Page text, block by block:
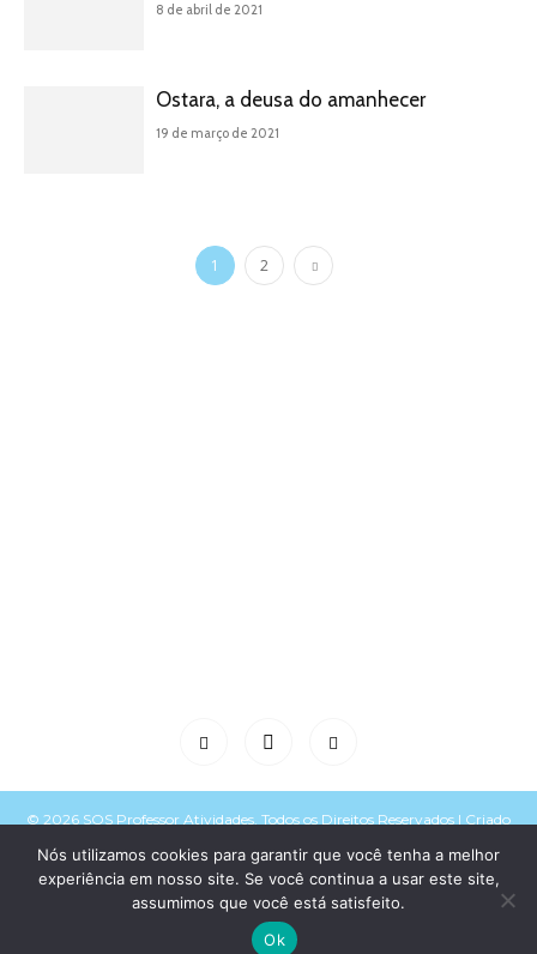
8 de abril de 2021
Ostara, a deusa do amanhecer
19 de março de 2021
1 2
© 2026 SOS Professor Atividades. Todos os Direitos Reservados | Criado
Política de Privacidade
Voltar para o topo do site
Nós utilizamos cookies para garantir que você tenha a melhor
experiência em nosso site. Se você continua a usar este site,
assumimos que você está satisfeito.
Ok